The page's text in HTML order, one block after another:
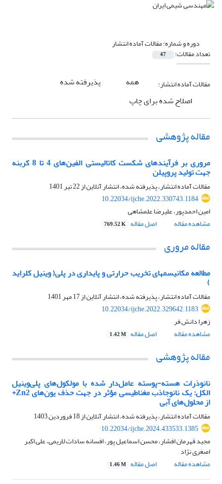
دوره و شماره:مقالات آماده انتشار
تعداد مقالات: 47
مقالات آماده انتشار: همه
پذیرفته شده
اصلاح شده برای چاپ
مقاله پژوهشی
مروری بر فرآیندهای شکست کاتالیستی الفین‌های 4 تا 8 کربنه
جهت تولید پروپیلن
مقالات آماده انتشار، پذیرفته شده، انتشار آنلاین از22 تیر 1401
10.22034/ijche.2022.330743.1184
امین احمدپور، علیرضا علمشاهی
مشاهده مقاله
اصل مقاله 769.52 K
مقاله مروری
مطالعه مکانیسمهای تخریب حرارتی و پایداری در پلی( وینیل کلراید
)
مقالات آماده انتشار، پذیرفته شده، انتشار آنلاین از17 مهر 1401
10.22034/ijche.2022.329642.1183
زهرا دانش فر
مشاهده مقاله
اصل مقاله 1.42 M
مقاله پژوهشی
نانوذرات هسته-پوسته عامل‌دار شده با مولکول‌های پلی‌وینیل
الکل: یک نانوجاذب مغناطیسی مؤثر در جهت حذف یون‌های Zn2+
از محلول‌های آبی
مقالات آماده انتشار، پذیرفته شده، انتشار آنلاین از18 فروردین 1403
10.22034/ijche.2024.433533.1385
مجید قهرمان افشار، محسن اسماعیل پور، افسانه سادات لاریمی، علی اکبر
اصغری نژاد
مشاهده مقاله
اصل مقاله 1.46 M